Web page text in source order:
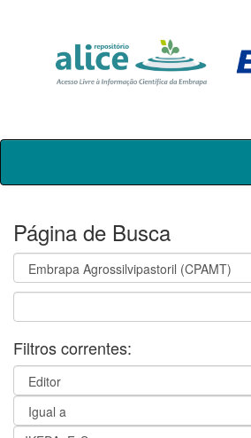
Skip
Página de Busca
Filtros correntes: